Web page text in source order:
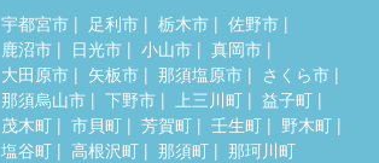
宇都宮市 足利市 栃木市
佐野市
鹿沼市
日光市 小山市
真岡市
大田原市
矢板市 那須塩原市
さくら市
那須烏山市
下野市 上三川町
益子町
茂木町
市貝町 芳賀町 壬生町
野木町
塩谷町
高根沢町 那須町 那珂川町